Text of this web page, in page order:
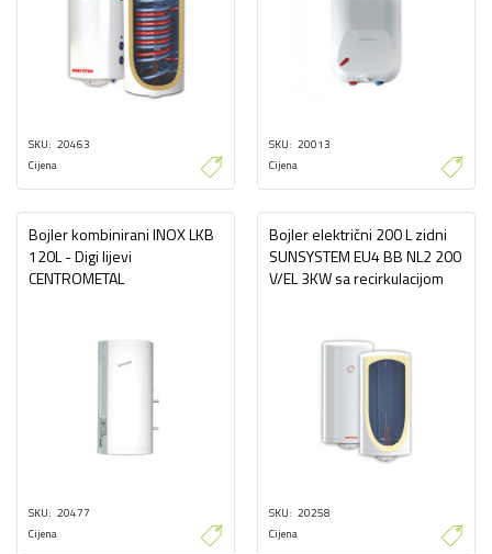
SKU 20463
Cijena
SKU 20013
Cijena
Bojler kombinirani INOX LKB
120L - Digi lijevi
CENTROMETAL
SKU 20477
Cijena
Bojler električni 200 L zidni
SUNSYSTEM EU4 BB NL2 200
V/EL 3KW sa recirkulacijom
SKU 20258
Cijena